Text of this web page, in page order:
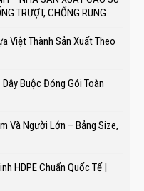
TRƯỢT, CHỐNG RUNG
Việt Thành Sản Xuất Theo
Buộc Đóng Gói Toàn
Và Người Lớn – Bảng Size,
HDPE Chuẩn Quốc Tế |